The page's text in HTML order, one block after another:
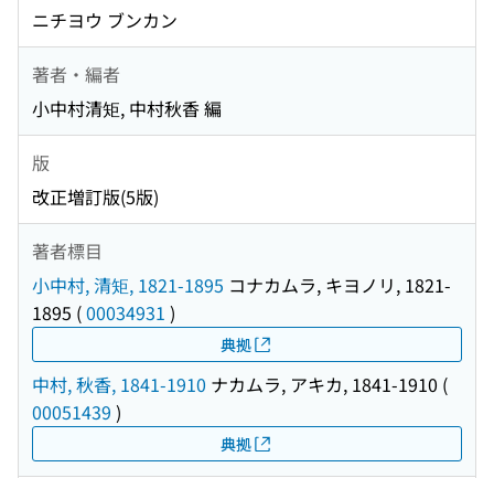
ニチヨウ ブンカン
著者・編者
小中村清矩, 中村秋香 編
版
改正増訂版(5版)
著者標目
小中村, 清矩, 1821-1895 コナカムラ, キヨノリ, 1821-
1895 (00034931 )
典拠
中村, 秋香, 1841-1910 ナカムラ, アキカ, 1841-1910 (
00051439 )
典拠